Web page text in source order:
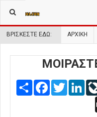
ΒΡΊΣΚΕΣΤΕ ΕΔΏ: ΑΡΧΙΚΉ
Share FacebookTwitter